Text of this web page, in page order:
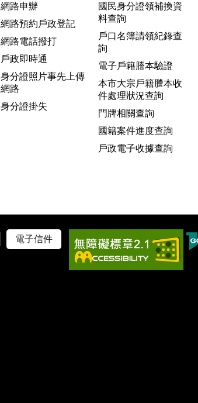
網路申辦
網路預約戶政登記
網路電話撥打
戶政即時通
身分證照片事先上傳
網路
身分證掛失
國民身分證領補換資
料查詢
戶口名簿請領紀錄查
詢
電子戶籍謄本驗證
本市大宗戶籍謄本收
件處理狀況查詢
門牌相關查詢
國籍案件進度查詢
戶政電子收據查詢
電子信件